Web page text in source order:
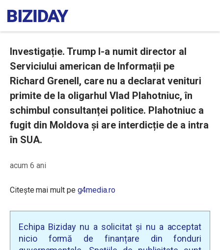
Investigație. Trump l-a numit director al
Serviciului american de Informații pe
Richard Grenell, care nu a declarat venituri
primite de la oligarhul Vlad Plahotniuc, în
schimbul consultanței politice. Plahotniuc a
fugit din Moldova și are interdicție de a intra
în SUA.
acum 6 ani
Citește mai mult pe g4media.ro
Echipa Biziday nu a solicitat și nu a acceptat
nicio formă de finanțare din fonduri